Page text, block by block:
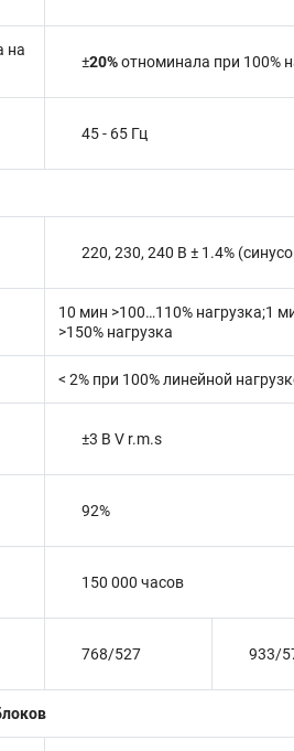
на
±20%отноминала при 100%
45 - 65 Гц
220, 230, 240 В ± 1.4%
10 мин >100…110% нагрузка;1
>150% нагрузка
< 2% при 100% линейной
±3 В V r.m.s
92%
150 000 часов
768/527 933/